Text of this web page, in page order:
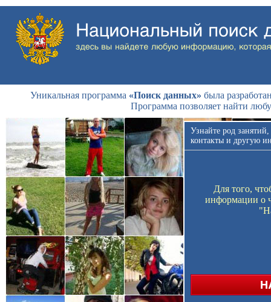
Уникальная программа «Поиск данных» была
Программа позволяет найти
Узнайте род
контакты и другую
Для того,
информации о